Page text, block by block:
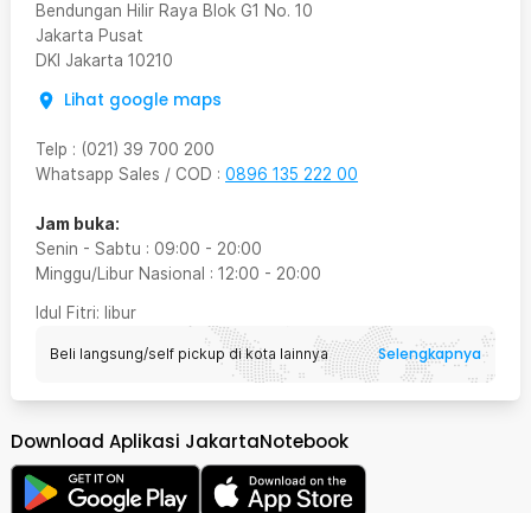
Bendungan Hilir Raya Blok G1 No. 10
Jakarta Pusat
DKI Jakarta 10210
Lihat google maps
Telp : (021) 39 700 200
Whatsapp Sales / COD : 0896 135 222 00
Jam buka:
Senin - Sabtu : 09:00 - 20:00
Minggu/Libur Nasional : 12:00 - 20:00
Idul Fitri: libur
Beli langsung/self pickup di kota lainnya Selengkapnya
Download Aplikasi JakartaNotebook